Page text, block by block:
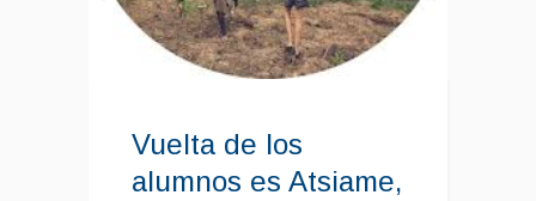
Vuelta de los
alumnos es Atsiame,